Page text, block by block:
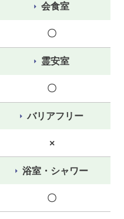
会食室
〇
霊安室
〇
バリアフリー
×
浴室・シャワー
〇